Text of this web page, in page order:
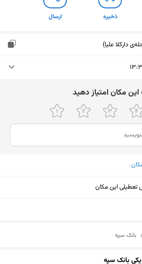
ذخیره ارسال
دارکلا علیا)
۷:۳۰ تا ۱۳:۳۰
۷:۳۰ تا ۱۳:۳۰
اﯾﻦ ﻣﮑﺎن اﻣﺘﯿﺎز دﻫﯿﺪ
تعطیلی این مکان
/ بانک سپه
بانک سپه